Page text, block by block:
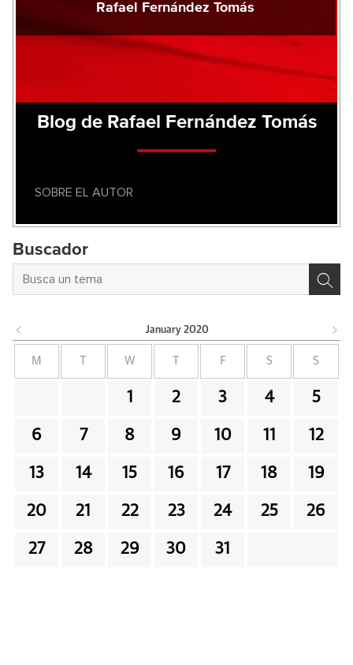
Rafael Fernández Tomás
Blog de Rafael Fernández Tomás
SOBRE EL AUTOR
Buscador
January 2020
M W F S S
1 2 3 4 5
6 7 8 9 10 11 12
13 14 15 16 17 18 19
20 21 22 23 24 25 26
27 28 29 30 31